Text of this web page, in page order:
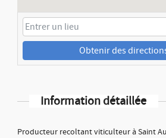
Obtenir des
Information détaillée
Producteur recoltant viticulteur à Saint